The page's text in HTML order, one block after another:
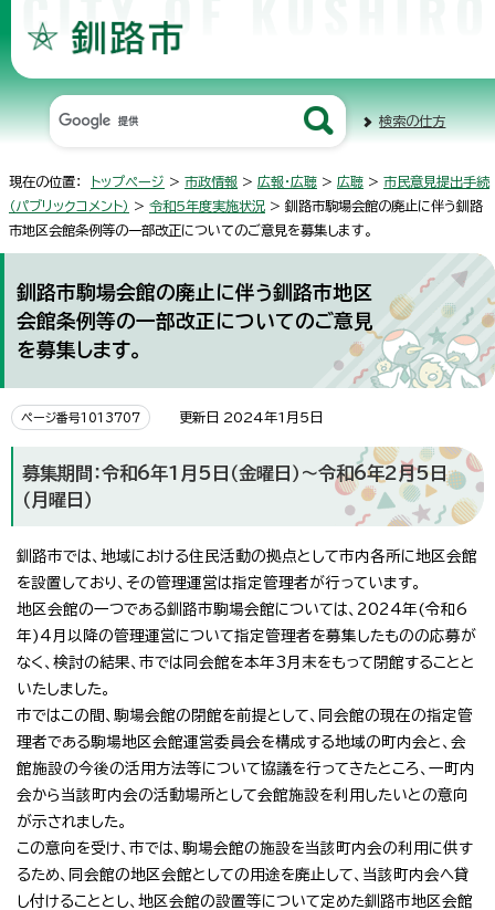
検索の仕方
現在の位置： トップページ > 市政情報 > 広報・広聴 > 広聴 > 市民意見提出手続
（パブリックコメント） > 令和5年度実施状況 > 釧路市駒場会館の廃止に伴う釧路
市地区会館条例等の一部改正についてのご意見を募集します。
釧路市駒場会館の廃止に伴う釧路市地区
会館条例等の一部改正についてのご意見
を募集します。
ページ番号1013707 更新日 2024年1月5日
募集期間：令和6年1月5日（金曜日）～令和6年2月5日
（月曜日）
釧路市では、地域における住民活動の拠点として市内各所に地区会館
を設置しており、その管理運営は指定管理者が行っています。
地区会館の一つである釧路市駒場会館については、2024年(令和6
年)4月以降の管理運営について指定管理者を募集したものの応募が
なく、検討の結果、市では同会館を本年3月末をもって閉館することと
いたしました。
市ではこの間、駒場会館の閉館を前提として、同会館の現在の指定管
理者である駒場地区会館運営委員会を構成する地域の町内会と、会
館施設の今後の活用方法等について協議を行ってきたところ、一町内
会から当該町内会の活動場所として会館施設を利用したいとの意向
が示されました。
この意向を受け、市では、駒場会館の施設を当該町内会の利用に供す
るため、同会館の地区会館としての用途を廃止して、当該町内会へ貸
し付けることとし、地区会館の設置等について定めた釧路市地区会館